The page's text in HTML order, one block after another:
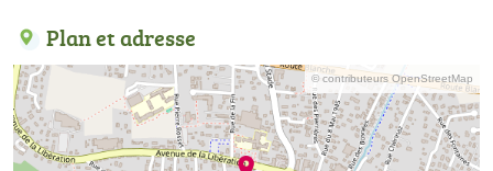
Plan et adresse
© contributeurs OpenStreetMap